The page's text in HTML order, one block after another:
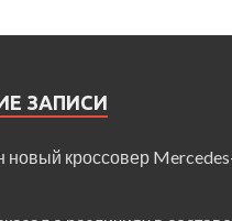
ЗАПИСИ
новый кроссовер